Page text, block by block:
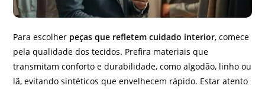
Para escolher peças que refletem cuidado interior, comece
pela qualidade dos tecidos. Prefira materiais que
transmitam conforto e durabilidade, como algodão, linho ou
lã, evitando sintéticos que envelhecem rápido. Estar atento